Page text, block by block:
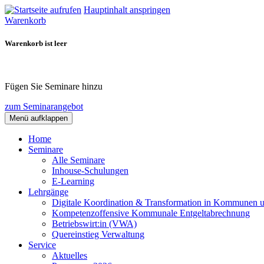
Hauptinhalt anspringen
Warenkorb
Warenkorb ist leer
Fügen Sie Seminare hinzu
zum Seminarangebot
Menü aufklappen
Home
Seminare
Alle Seminare
Inhouse-Schulungen
E-Learning
Lehrgänge
Digitale Koordination & Transformation in Kommunen
Kompetenzoffensive Kommunale Entgeltabrechnung
Betriebswirt:in (VWA)
Quereinstieg Verwaltung
Service
Aktuelles